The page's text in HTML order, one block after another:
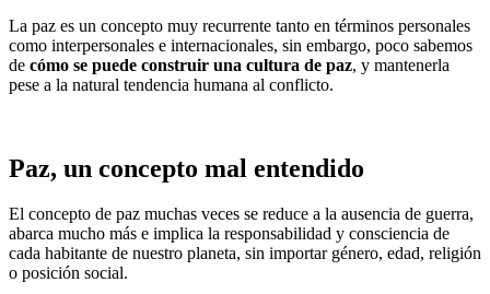
La paz es un concepto muy recurrente tanto en términos personales
como interpersonales e internacionales, sin embargo, poco sabemos
de cómo se puede construir una cultura de paz, y mantenerla
pese a la natural tendencia humana al conflicto.
Paz, un concepto mal entendido
El concepto de paz muchas veces se reduce a la ausencia de guerra,
abarca mucho más e implica la responsabilidad y consciencia de
cada habitante de nuestro planeta, sin importar género, edad, religión
o posición social.